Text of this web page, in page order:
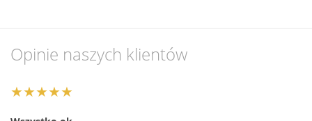
Opinie naszych klientów
★★★★★